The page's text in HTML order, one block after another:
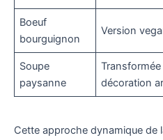
Boeuf
bourguignon
Version
Soupe
paysanne
décoration
Cette approche dynamique de